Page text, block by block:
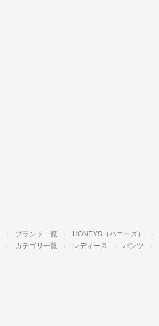
ブランド一覧 HONEYS（ハニーズ）
カテゴリ一覧 レディース パンツ